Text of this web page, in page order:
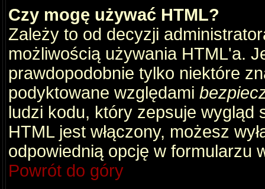
Czy mogę używać HTML?
Zależy to od decyzji
możliwością używania HTML'a.
prawdopodobnie tylko niektóre
podyktowane względami
ludzi kodu, który zepsuje wygląd
HTML jest włączony, możesz
odpowiednią opcję w formularzu
Powrót do góry